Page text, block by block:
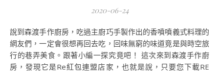
2020-06-24
說到森渡手作廚房，吃過主廚巧手製作出的香噴噴義式料理的
網友們，一定會很想再回去吃，回味無窮的味道竟是與時空旅
行的巷弄美食。跟著小編一探究竟吧！ 這次來到森渡手作廚
房，發現它是Re紅包連盟店家，也就是說，只要您下載RE